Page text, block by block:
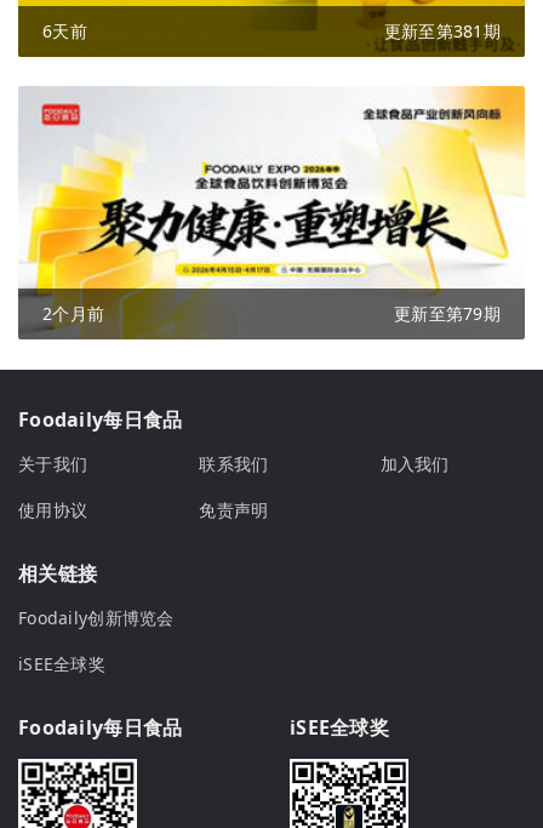
6天前 更新至第381期
2个月前 更新至第79期
Foodaily每日食品
关于我们 联系我们
加入我们
使用协议
免责声明
相关链接
Foodaily创新博览会
iSEE全球奖
Foodaily每日食品 iSEE全球奖